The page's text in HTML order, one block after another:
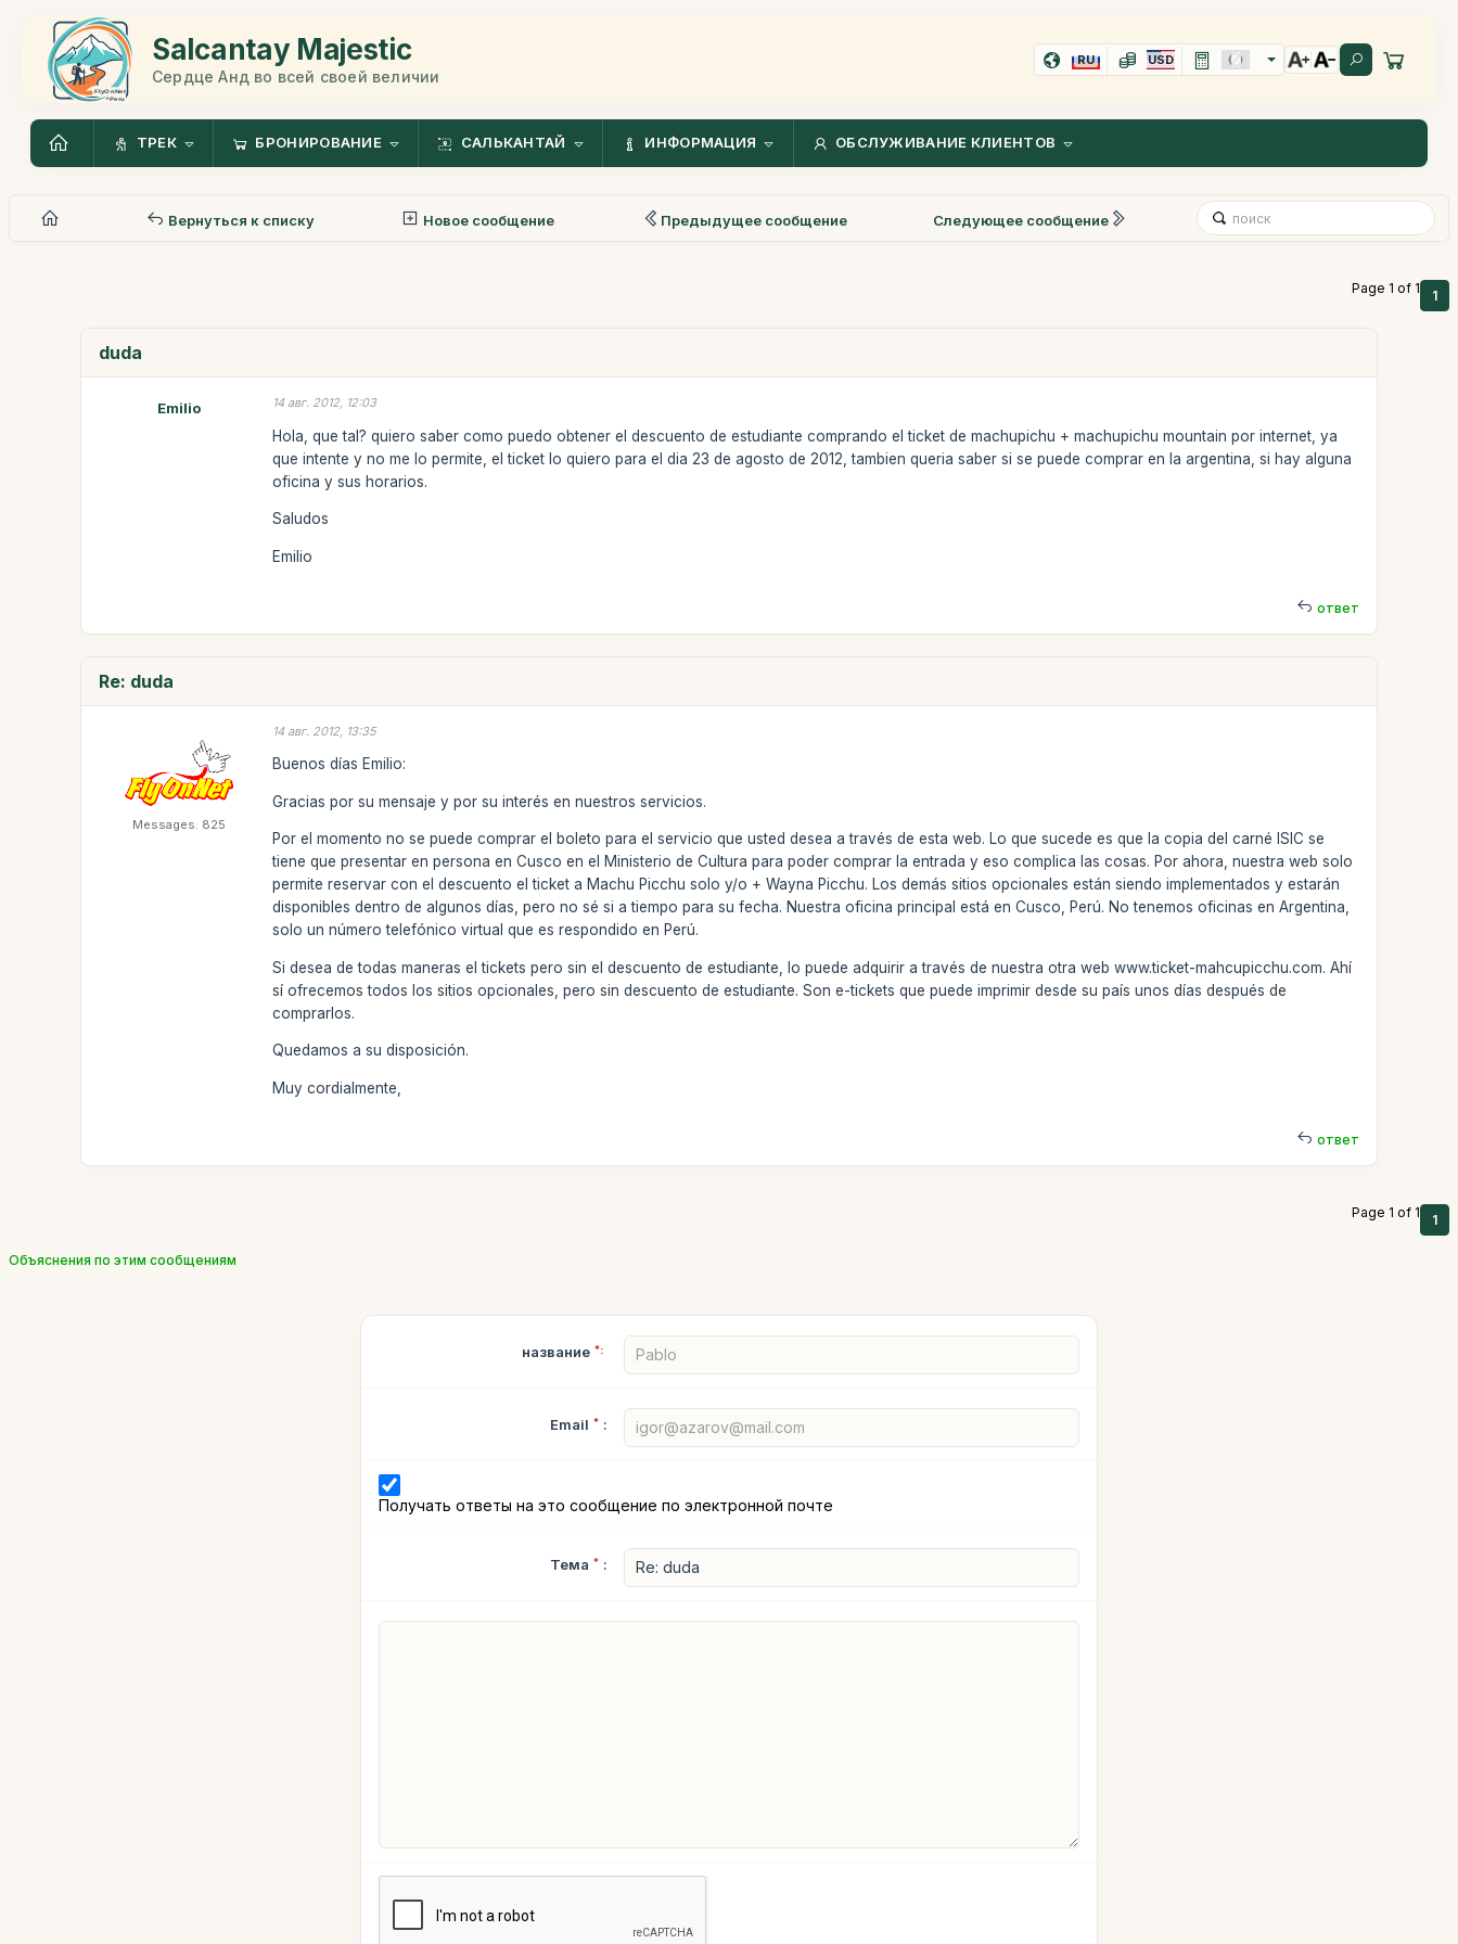
Salcantay Majestic
Сердце Анд во всей своей величии
RU USD
ТРЕК БРОНИРОВАНИЕ САЛЬКАНТАЙ ИНФОРМАЦИЯ ОБСЛУЖИВАНИЕ КЛИЕНТОВ
Вернуться к списку Новое сообщение Предыдущее сообщение Следующее сообщение
Page 1 of 1 1
duda
Emilio 14 авг. 2012, 12:03
Hola, que tal? quiero saber como puedo obtener el descuento de estudiante comprando el ticket de machupichu + machupichu mountain por internet, ya
que intente y no me lo permite, el ticket lo quiero para el dia 23 de agosto de 2012, tambien queria saber si se puede comprar en la argentina, si hay alguna
oficina y sus horarios.
Saludos
Emilio
ответ
Re: duda
Messages: 825
14 авг. 2012, 13:35
Buenos días Emilio:
Gracias por su mensaje y por su interés en nuestros servicios.
Por el momento no se puede comprar el boleto para el servicio que usted desea a través de esta web. Lo que sucede es que la copia del carné ISIC se
tiene que presentar en persona en Cusco en el Ministerio de Cultura para poder comprar la entrada y eso complica las cosas. Por ahora, nuestra web solo
permite reservar con el descuento el ticket a Machu Picchu solo y/o + Wayna Picchu. Los demás sitios opcionales están siendo implementados y estarán
disponibles dentro de algunos días, pero no sé si a tiempo para su fecha. Nuestra oficina principal está en Cusco, Perú. No tenemos oficinas en Argentina,
solo un número telefónico virtual que es respondido en Perú.
Si desea de todas maneras el tickets pero sin el descuento de estudiante, lo puede adquirir a través de nuestra otra web www.ticket-mahcupicchu.com. Ahí
sí ofrecemos todos los sitios opcionales, pero sin descuento de estudiante. Son e-tickets que puede imprimir desde su país unos días después de
comprarlos.
Quedamos a su disposición.
Muy cordialmente,
ответ
Page 1 of 1 1
Объяснения по этим сообщениям
название *:
Email * :
Получать ответы на это сообщение по электронной почте
Тема * :